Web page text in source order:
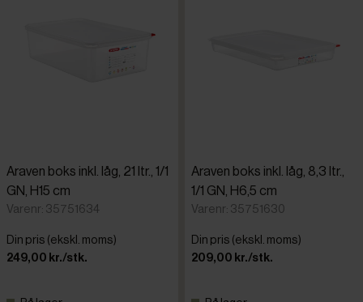
Araven boks inkl. låg, 21 ltr., 1/1
GN, H15 cm
Varenr: 35751634
Din pris (ekskl. moms)
249,00 kr./stk.
Araven boks inkl. låg, 8,3 ltr.,
1/1 GN, H6,5 cm
Varenr: 35751630
Din pris (ekskl. moms)
209,00 kr./stk.